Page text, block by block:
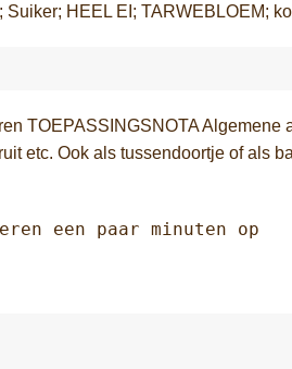
HEEL EI; TARWEBLOEM;
TOEPASSINGSNOTA
etc. Ook als tussendoortje of als
een paar minuten op